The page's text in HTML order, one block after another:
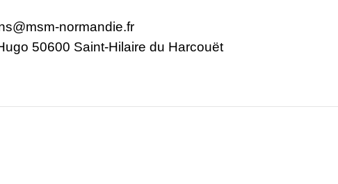
normandie.fr
50600 Saint-Hilaire du Harcouët